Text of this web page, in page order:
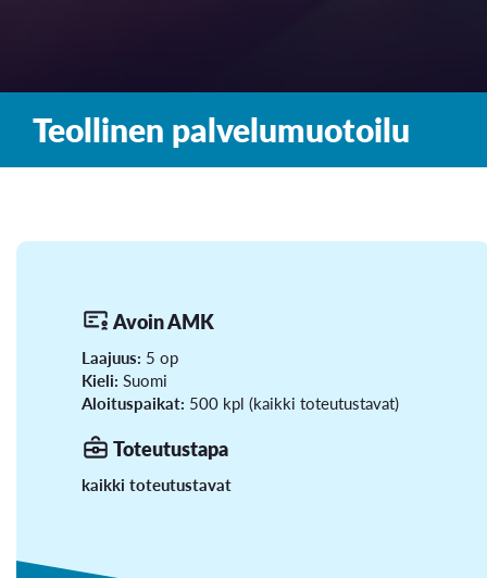
Teollinen palvelumuotoilu
Avoin AMK
Laajuus: 5 op
Kieli: Suomi
Aloituspaikat: 500 kpl (kaikki toteutustavat)
Toteutustapa
kaikki toteutustavat